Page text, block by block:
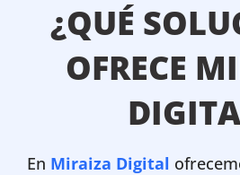
¿QUÉ
OFRECE
En Miraiza Digital